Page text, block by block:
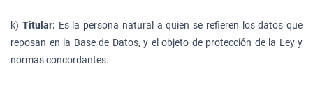
k) Titular: Es la persona natural a quien se refieren los datos que
reposan en la Base de Datos, y el objeto de protección de la Ley y
normas concordantes.